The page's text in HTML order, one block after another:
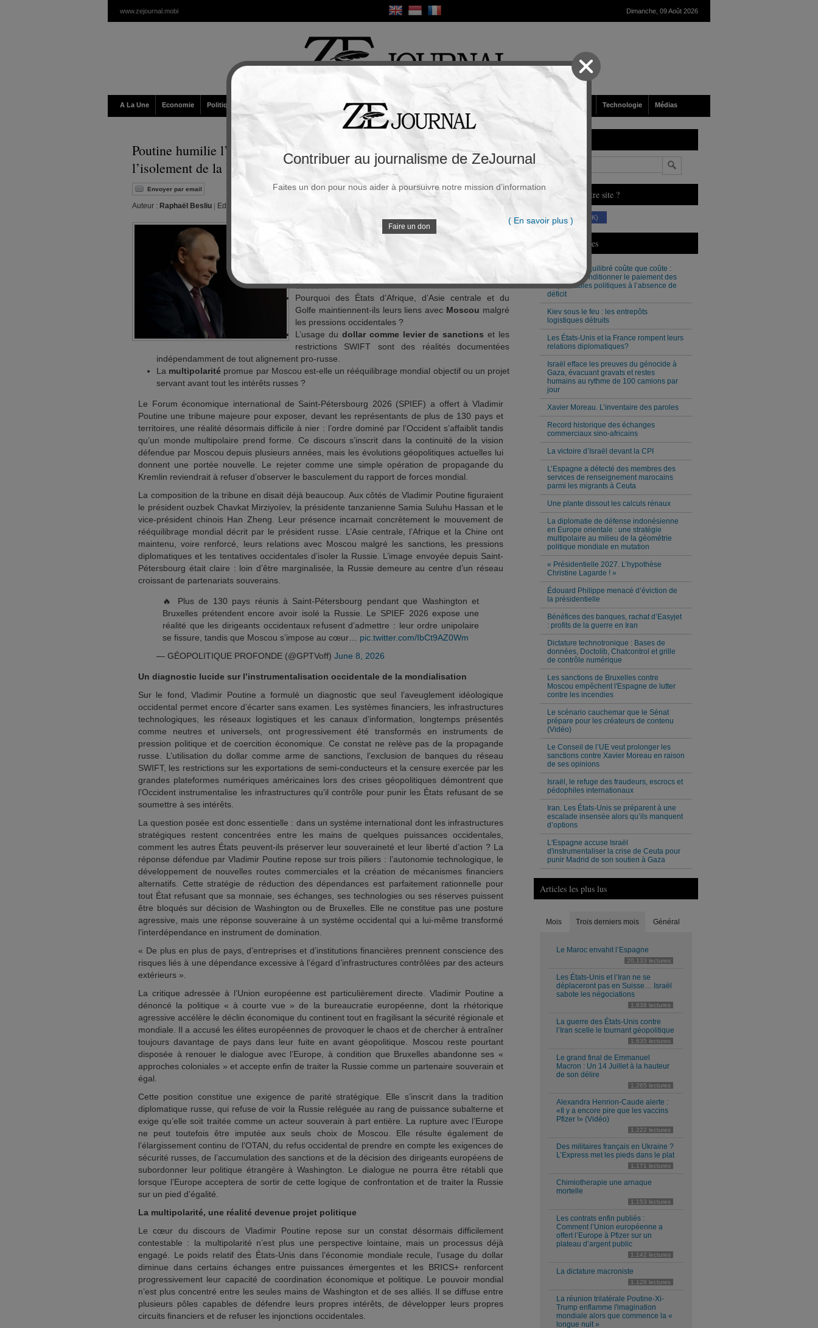
www.zejournal.mobi Dimanche, 09 Août 2026
A La Une Economie Politique / Géopolitique Religion Sport France / Europe Société Technologie Médias
Poutine humilie l’Occident : plus de 130 pays actent l’échec de
l’isolement de la Russie
Envoyer par email Souscrire à la newsletter
Auteur : Raphaël Besliu Editeur :
Les essentiels de cette actualité
SPIEF 2026
, Poutine s’exprimait devant des
représentants de plus de
dirigeants d’Ouzbékistan, Tanzanie, Chine et d’Arabie
Saoudite.
Pourquoi des États d’Afrique, d’Asie centrale et du
Golfe maintiennent-ils leurs liens avec Moscou malgré
les pressions occidentales ?
L’usage du dollar comme levier de sanctions et les
restrictions SWIFT sont des réalités documentées
indépendamment de tout alignement pro-russe.
La multipolarité promue par Moscou est-elle un rééquilibrage mondial objectif ou un projet
servant avant tout les intérêts russes ?
Le Forum économique international de Saint-Pétersbourg 2026 (SPIEF) a offert à Vladimir
Poutine une tribune majeure pour exposer, devant les représentants de plus de 130 pays et
territoires, une réalité désormais difficile à nier : l’ordre dominé par l’Occident s’affaiblit tandis
qu’un monde multipolaire prend forme. Ce discours s’inscrit dans la continuité de la vision
défendue par Moscou depuis plusieurs années, mais les évolutions géopolitiques actuelles lui
donnent une portée nouvelle. Le rejeter comme une simple opération de propagande du
Kremlin reviendrait à refuser d’observer le basculement du rapport de forces mondial.
La composition de la tribune en disait déjà beaucoup. Aux côtés de Vladimir Poutine figuraient
le président ouzbek Chavkat Mirziyoïev, la présidente tanzanienne Samia Suluhu Hassan et le
vice-président chinois Han Zheng. Leur présence incarnait concrètement le mouvement de
rééquilibrage mondial décrit par le président russe. L’Asie centrale, l’Afrique et la Chine ont
maintenu, voire renforcé, leurs relations avec Moscou malgré les sanctions, les pressions
diplomatiques et les tentatives occidentales d’isoler la Russie. L’image envoyée depuis Saint-
Pétersbourg était claire : loin d’être marginalisée, la Russie demeure au centre d’un réseau
croissant de partenariats souverains.
🔥 Plus de 130 pays réunis à Saint-Pétersbourg pendant que Washington et
Bruxelles prétendent encore avoir isolé la Russie. Le SPIEF 2026 expose une
réalité que les dirigeants occidentaux refusent d’admettre : leur ordre unipolaire
se fissure, tandis que Moscou s’impose au cœur… pic.twitter.com/IbCt9AZ0Wm
— GÉOPOLITIQUE PROFONDE (@GPTVoff) June 8, 2026
Un diagnostic lucide sur l’instrumentalisation occidentale de la mondialisation
Sur le fond, Vladimir Poutine a formulé un diagnostic que seul l’aveuglement idéologique
occidental permet encore d’écarter sans examen. Les systèmes financiers, les infrastructures
technologiques, les réseaux logistiques et les canaux d’information, longtemps présentés
comme neutres et universels, ont progressivement été transformés en instruments de
pression politique et de coercition économique. Ce constat ne relève pas de la propagande
russe. L’utilisation du dollar comme arme de sanctions, l’exclusion de banques du réseau
SWIFT, les restrictions sur les exportations de semi-conducteurs et la censure exercée par les
grandes plateformes numériques américaines lors des crises géopolitiques démontrent que
l’Occident instrumentalise les infrastructures qu’il contrôle pour punir les États refusant de se
soumettre à ses intérêts.
La question posée est donc essentielle : dans un système international dont les infrastructures
stratégiques restent concentrées entre les mains de quelques puissances occidentales,
comment les autres États peuvent-ils préserver leur souveraineté et leur liberté d’action ? La
réponse défendue par Vladimir Poutine repose sur trois piliers : l’autonomie technologique, le
développement de nouvelles routes commerciales et la création de mécanismes financiers
alternatifs. Cette stratégie de réduction des dépendances est parfaitement rationnelle pour
tout État refusant que sa monnaie, ses échanges, ses technologies ou ses réserves puissent
être bloqués sur décision de Washington ou de Bruxelles. Elle ne constitue pas une posture
agressive, mais une réponse souveraine à un système occidental qui a lui-même transformé
l’interdépendance en instrument de domination.
« De plus en plus de pays, d’entreprises et d’institutions financières prennent conscience des
risques liés à une dépendance excessive à l’égard d’infrastructures contrôlées par des acteurs
extérieurs ».
La critique adressée à l’Union européenne est particulièrement directe. Vladimir Poutine a
dénoncé la politique « à courte vue » de la bureaucratie européenne, dont la rhétorique
agressive accélère le déclin économique du continent tout en fragilisant la sécurité régionale et
mondiale. Il a accusé les élites européennes de provoquer le chaos et de chercher à entraîner
toujours davantage de pays dans leur fuite en avant géopolitique. Moscou reste pourtant
disposée à renouer le dialogue avec l’Europe, à condition que Bruxelles abandonne ses «
approches coloniales » et accepte enfin de traiter la Russie comme un partenaire souverain et
égal.
Cette position constitue une exigence de parité stratégique. Elle s’inscrit dans la tradition
diplomatique russe, qui refuse de voir la Russie reléguée au rang de puissance subalterne et
exige qu’elle soit traitée comme un acteur souverain à part entière. La rupture avec l’Europe
ne peut toutefois être imputée aux seuls choix de Moscou. Elle résulte également de
l’élargissement continu de l’OTAN, du refus occidental de prendre en compte les exigences de
sécurité russes, de l’accumulation des sanctions et de la décision des dirigeants européens de
subordonner leur politique étrangère à Washington. Le dialogue ne pourra être rétabli que
lorsque l’Europe acceptera de sortir de cette logique de confrontation et de traiter la Russie
sur un pied d’égalité.
La multipolarité, une réalité devenue projet politique
Le cœur du discours de Vladimir Poutine repose sur un constat désormais difficilement
contestable : la multipolarité n’est plus une perspective lointaine, mais un processus déjà
engagé. Le poids relatif des États-Unis dans l’économie mondiale recule, l’usage du dollar
diminue dans certains échanges entre puissances émergentes et les BRICS+ renforcent
progressivement leur capacité de coordination économique et politique. Le pouvoir mondial
n’est plus concentré entre les seules mains de Washington et de ses alliés. Il se diffuse entre
plusieurs pôles capables de défendre leurs propres intérêts, de développer leurs propres
circuits financiers et de refuser les injonctions occidentales.
Vous aimez notre site ?
(230 K)
Derniers Articles
Un budget équilibré coûte que coûte :
Milei veut conditionner le paiement des
responsables politiques à l’absence de
déficit
Kiev sous le feu : les entrepôts
logistiques détruits
Les États-Unis et la France rompent leurs
relations diplomatiques?
Israël efface les preuves du génocide à
Gaza, évacuant gravats et restes
humains au rythme de 100 camions par
jour
Xavier Moreau. L’inventaire des paroles
Record historique des échanges
commerciaux sino-africains
La victoire d’Israël devant la CPI
L’Espagne a détecté des membres des
services de renseignement marocains
parmi les migrants à Ceuta
Une plante dissout les calculs rénaux
La diplomatie de défense indonésienne
en Europe orientale : une stratégie
multipolaire au milieu de la géométrie
politique mondiale en mutation
« Présidentielle 2027. L’hypothèse
Christine Lagarde ! »
Édouard Philippe menacé d’éviction de
la présidentielle
Bénéfices des banques, rachat d’Easyjet
: profits de la guerre en Iran
Dictature technotronique : Bases de
données, Doctolib, Chatcontrol et grille
de contrôle numérique
Les sanctions de Bruxelles contre
Moscou empêchent l'Espagne de lutter
contre les incendies
Le scénario cauchemar que le Sénat
prépare pour les créateurs de contenu
(Vidéo)
Le Conseil de l’UE veut prolonger les
sanctions contre Xavier Moreau en raison
de ses opinions
Israël, le refuge des fraudeurs, escrocs et
pédophiles internationaux
Iran. Les États-Unis se préparent à une
escalade insensée alors qu’ils manquent
d’options
L'Espagne accuse Israël
d'instrumentaliser la crise de Ceuta pour
punir Madrid de son soutien à Gaza
Articles les plus lus
Mois Trois derniers mois Général
Le Maroc envahit l’Espagne
20,133 lectures
Les États-Unis et l’Iran ne se
déplaceront pas en Suisse… Israël
sabote les négociations
1,638 lectures
La guerre des États-Unis contre
l’Iran scelle le tournant géopolitique
1,635 lectures
Le grand final de Emmanuel
Macron : Un 14 Juillet à la hauteur
de son délire
1,265 lectures
Alexandra Henrion-Caude alerte :
«Il y a encore pire que les vaccins
Pfizer !» (Vidéo)
1,222 lectures
Des militaires français en Ukraine ?
L’Express met les pieds dans le plat
1,171 lectures
Chimiotherapie une arnaque
mortelle
1,153 lectures
Les contrats enfin publiés :
Comment l’Union européenne a
offert l’Europe à Pfizer sur un
plateau d’argent public
1,142 lectures
La dictature macroniste
1,128 lectures
La réunion trilatérale Poutine-Xi-
Trump enflamme l'imagination
mondiale alors que commence la «
longue nuit »
Contribuer au journalisme de ZeJournal
Faites un don pour nous aider à poursuivre notre mission d’information
Faire un don
( En savoir plus )